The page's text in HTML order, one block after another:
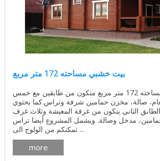
بيت خشبي مساحته 172 متر مربع
بيت خشبي مساحته 172 متر مربع متكون من طابقين مع خمس
صالة، مخزن حمامين شرفة وتراس.كما يحتوي
الثاني يتكون من غرفة المعيشة وثلاث غرف
مدخل وصالة. ويشمل المشروع أيضا تراس
تمكنكم من الولوج الى ...
more